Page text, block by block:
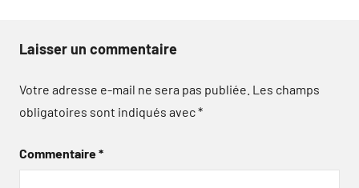
Laisser un commentaire
Votre adresse e-mail ne sera pas publiée. Les champs
obligatoires sont indiqués avec*
Commentaire*